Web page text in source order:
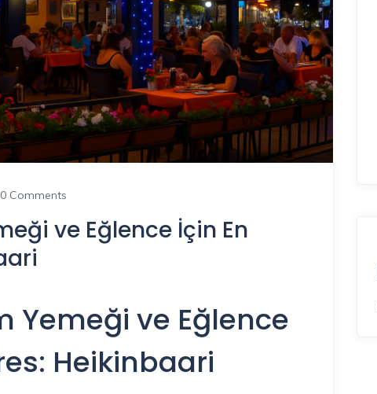
0 Comments
ve Eğlence İçin En
Yemeği ve Eğlence
Heikinbaari